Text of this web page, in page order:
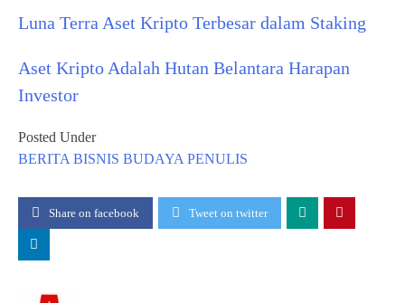
Luna Terra Aset Kripto Terbesar dalam Staking
Aset Kripto Adalah Hutan Belantara Harapan
Investor
Posted Under
BERITA BISNIS BUDAYA PENULIS
Share on facebook Tweet on twitter